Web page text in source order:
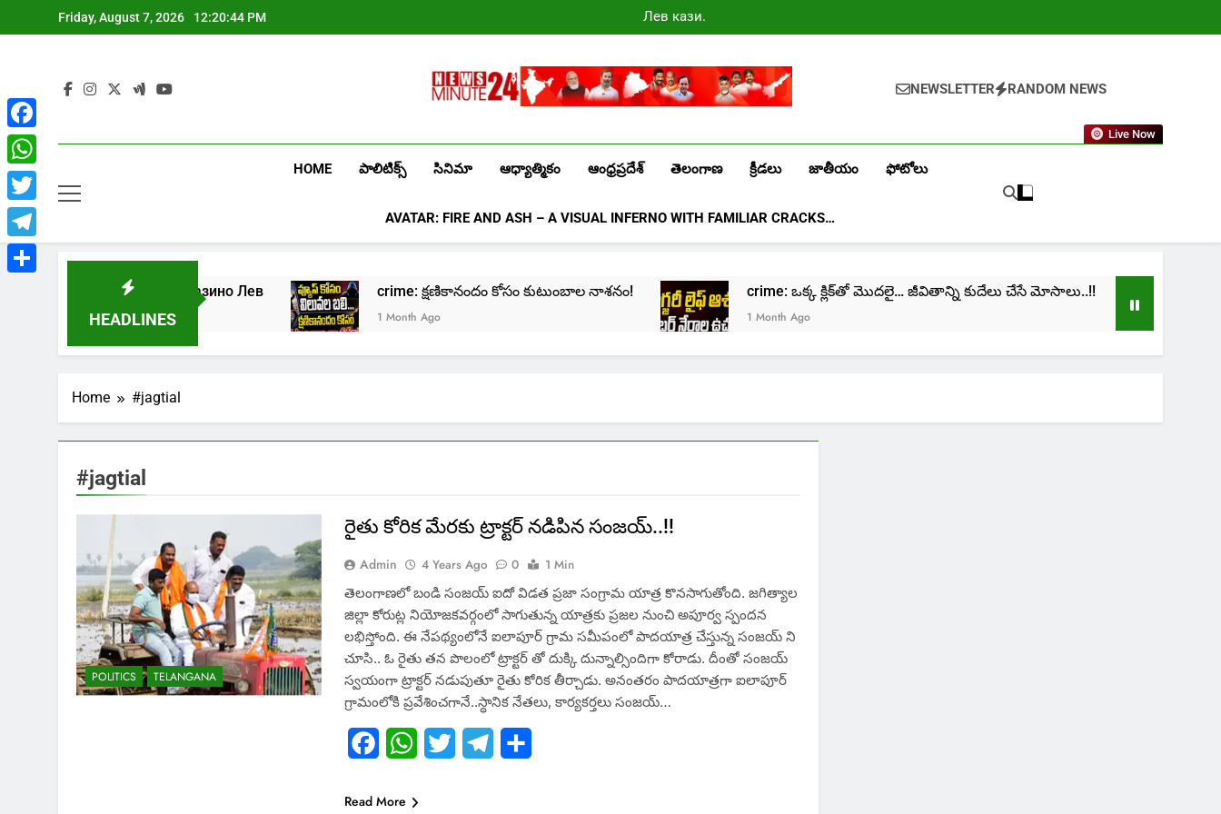
to
Friday, August 7, 2026 12:20:44 PM
Лев казино
промокоды
Newsminute24
NEWSLETTER RANDOM NEWS
Live Now
HOME పాలిటిక్స్ సినిమా ఆధ్యాత్మికం ఆంధ్రప్రదేశ్ తెలంగాణ క్రీడలు జాతీయం ఫోటోలు
AVATAR: FIRE AND ASH – A VISUAL INFERNO WITH FAMILIAR CRACKS…
HEADLINES
Играть в онлайн казино Лев
1 Week Ago
crime: క్షణికానందం కోసం కుటుంబాల నాశనం!
1 Month Ago
crime: ఒక్క క్లిక్‌తో మొదలై… జీవితాన్ని కుదేలు చేసే మోసాలు..!!
1 Month Ago
Home #jagtial
#jagtial
POLITICS TELANGANA
రైతు కోరిక మేరకు ట్రాక్టర్ నడిపిన సంజయ్..!!
Admin 4 Years Ago 0
1 Min
తెలంగాణలో బండి సంజయ్ ఐదో విడత ప్రజా సంగ్రామ యాత్ర కొనసాగుతోంది. జగిత్యాల
జిల్లా కోరుట్ల నియోజకవర్గంలో సాగుతున్న యాత్రకు ప్రజల నుంచి అపూర్వ స్పందన
లభిస్తోంది. ఈ నేపథ్యంలోనే ఐలాపూర్ గ్రామ సమీపంలో పాదయాత్ర చేస్తున్న సంజయ్ ని
చూసి.. ఓ రైతు తన పొలంలో ట్రాక్టర్ తో దుక్కి దున్నాల్సిందిగా కోరాడు. దీంతో సంజయ్
స్వయంగా ట్రాక్టర్ నడుపుతూ రైతు కోరిక తీర్చాడు. అనంతరం పాదయాత్రగా ఐలాపూర్
గ్రామంలోకి ప్రవేశించగానే..స్థానిక నేతలు, కార్యకర్తలు సంజయ్…
FacebookWhatsApp
Twitter Telegram
Read More
Facebook
WhatsApp
Twitter
Telegram